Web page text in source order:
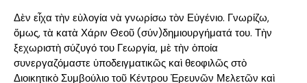
Δὲν εἶχα τὴν εὐλογία νὰ γνωρίσω τὸν Εὐγένιο. Γνωρίζω,
ὅμως, τὰ κατὰ Χάριν Θεοῦ (σύν)δημιουργήματά του. Τὴν
ξεχωριστὴ σύζυγό του Γεωργία, μὲ τὴν ὁποία
συνεργαζόμαστε ὑποδειγματικῶς καὶ θεοφιλῶς στὸ
Διοικητικὸ Συμβούλιο τοῦ Κέντρου Ἐρευνῶν Μελετῶν καὶ